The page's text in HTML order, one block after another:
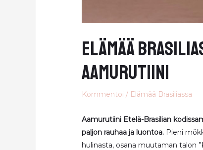
Elämää
aamurutiini
Kommentoi / Elämää Brasiliassa
Aamurutiini Etelä-Brasilian
paljon rauhaa ja luontoa. Pieni
hulinasta, osana muutaman talon